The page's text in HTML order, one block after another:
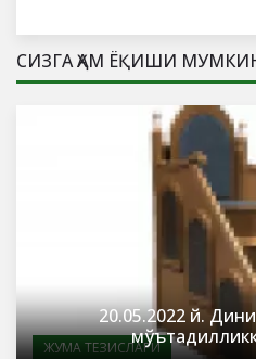
СИЗГА ҲАМ ЁҚИШИ
ЖУМА ТЕЗИСЛАРИ
20.05.2022 й.